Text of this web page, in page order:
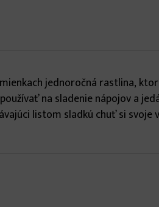
jednoročná rastlina,
na sladenie nápojov a
listom sladkú chuť si